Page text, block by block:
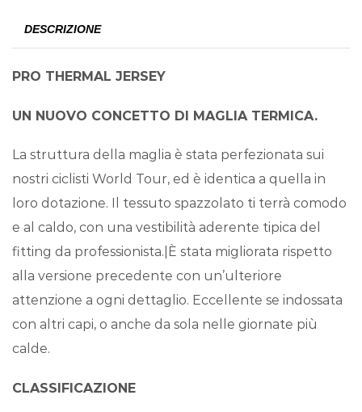
DESCRIZIONE
PRO THERMAL JERSEY
UN NUOVO CONCETTO DI MAGLIA TERMICA.
La struttura della maglia è stata perfezionata sui
nostri ciclisti World Tour, ed è identica a quella in
loro dotazione. Il tessuto spazzolato ti terrà comodo
e al caldo, con una vestibilità aderente tipica del
fitting da professionista.|È stata migliorata rispetto
alla versione precedente con un’ulteriore
attenzione a ogni dettaglio. Eccellente se indossata
con altri capi, o anche da sola nelle giornate più
calde.
CLASSIFICAZIONE